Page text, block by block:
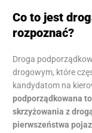
Co to jest
rozpoznać?
Droga
drogowym, które
kandydatom na
podporządkowana
skrzyżowania z
pierwszeństwa